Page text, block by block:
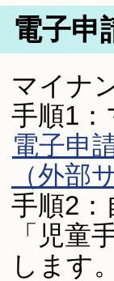
電子申
マイナ
手順1
電子申
（外部
手順2
「児童
します。